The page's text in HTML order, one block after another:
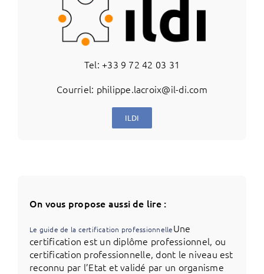
Tel: +33 9 72 42 03 31
Courriel: philippe.lacroix@il-di.com
ILDI
On vous propose aussi de lire :
Le guide de la certification professionnelleUne
certification est un diplôme professionnel, ou
certification professionnelle, dont le niveau est
reconnu par l’Etat et validé par un organisme